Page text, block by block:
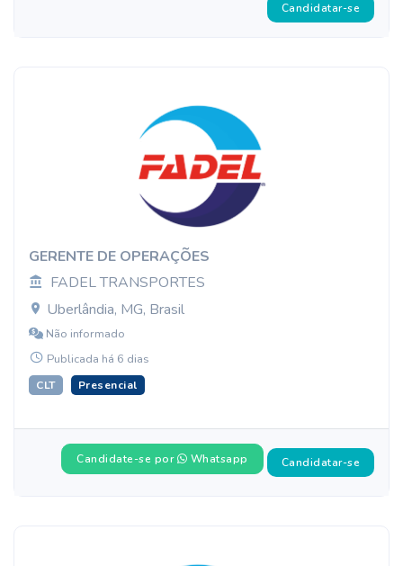
Candidatar-se
GERENTE DE OPERAÇÕES
FADEL TRANSPORTES
Uberlândia, MG, Brasil
Não informado
Publicada há 6 dias
CLT Presencial
Candidate-se por Whatsapp Candidatar-se